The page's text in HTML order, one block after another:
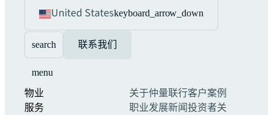
United Stateskeyboard_arrow_down
search 联系我们
menu
物业
服务
关于仲量联行客户案例
职业发展新闻投资者关